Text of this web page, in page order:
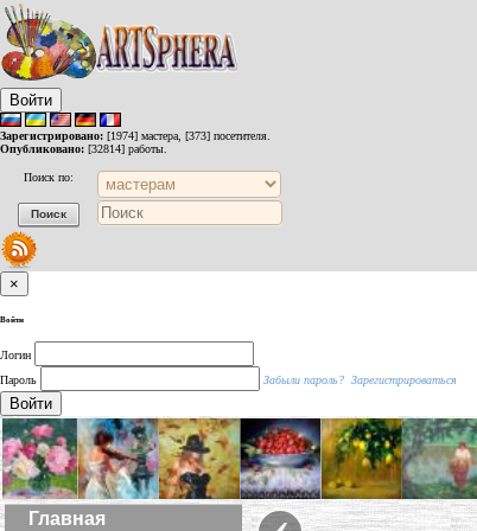
Войти
Зарегистрировано: [1974] мастера, [373] посетителя.
Опубликовано: [32814] работы.
Поиск по:
×
Войти
Логин
Пароль
Забыли пароль? Зарегистрироваться
Войти
Главная